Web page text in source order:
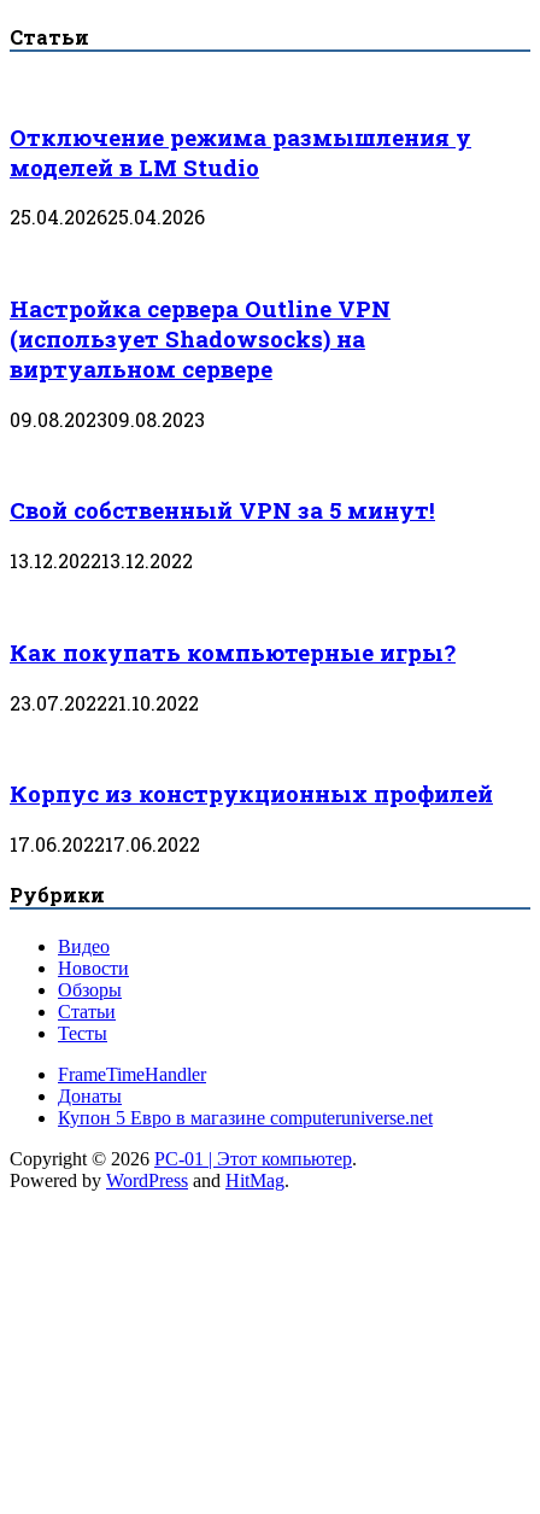
Статьи
Отключение режима размышления у
моделей в LM Studio
25.04.202625.04.2026
Настройка сервера Outline VPN
(использует Shadowsocks) на
виртуальном сервере
09.08.202309.08.2023
Свой собственный VPN за 5 минут!
13.12.202213.12.2022
Как покупать компьютерные игры?
23.07.202221.10.2022
Корпус из конструкционных профилей
17.06.202217.06.2022
Рубрики
Видео
Новости
Обзоры
Статьи
Тесты
FrameTimeHandler
Донаты
Купон 5 Евро в магазине computeruniverse.net
Copyright © 2026 PC-01 | Этот компьютер.
Powered by WordPress and HitMag.